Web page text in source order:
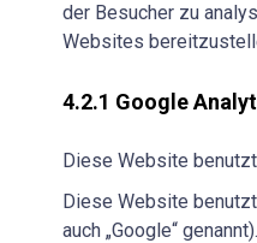
der Besucher zu
Websites
4.2.1 Google
Diese Website
Diese Website
auch „Google“